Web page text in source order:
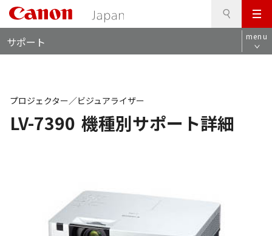
メ
ニ
ュ
サポート menu
LV-7390 機種別サポート詳細
プロジェクター／ビジュアライザー